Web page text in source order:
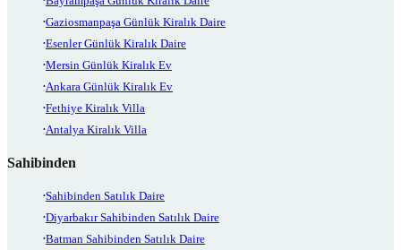
Gaziosmanpaşa Günlük Kiralık Daire
Esenler Günlük Kiralık Daire
Mersin Günlük Kiralık Ev
Ankara Günlük Kiralık Ev
Fethiye Kiralık Villa
Antalya Kiralık Villa
Sahibinden
Sahibinden Satılık Daire
Diyarbakır Sahibinden Satılık Daire
Batman Sahibinden Satılık Daire